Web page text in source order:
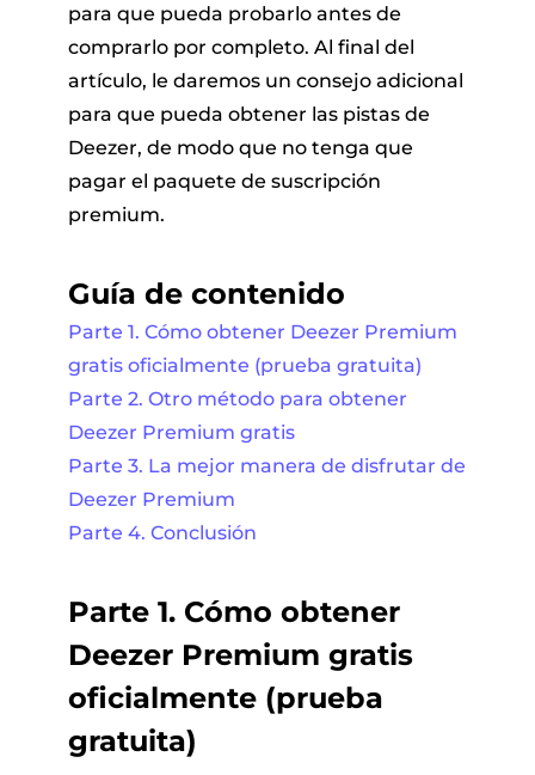
reproducción
para que pueda probarlo antes de
comprarlo por completo. Al final del
artículo, le daremos un consejo adicional
para que pueda obtener las pistas de
Deezer, de modo que no tenga que
pagar el paquete de suscripción
premium.
Guía de contenido
Parte 1. Cómo obtener Deezer Premium
gratis oficialmente (prueba gratuita)
Parte 2. Otro método para obtener
Deezer Premium gratis
Parte 3. La mejor manera de disfrutar de
Deezer Premium
Parte 4. Conclusión
Parte 1. Cómo obtener
Deezer Premium gratis
oficialmente (prueba
gratuita)